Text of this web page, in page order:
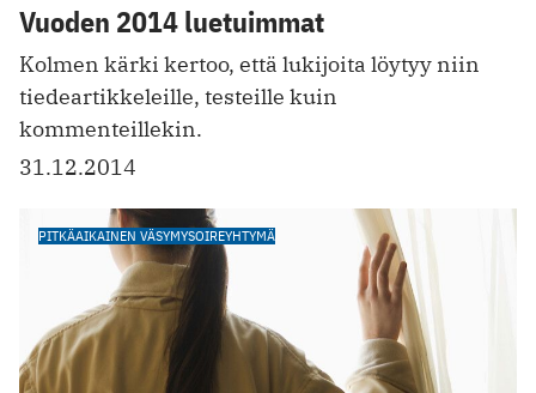
Vuoden 2014 luetuimmat
Kolmen kärki kertoo, että lukijoita löytyy niin
tiedeartikkeleille, testeille kuin
kommenteillekin.
31.12.2014
PITKÄAIKAINEN VÄSYMYSOIREYHTYMÄ